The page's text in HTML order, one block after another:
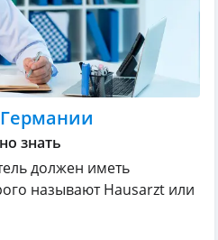
знать
должен иметь
называют Hausarzt или